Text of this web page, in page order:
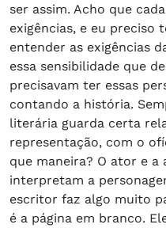
ser assim. Acho que
exigências, e eu preciso
entender as exigências
essa sensibilidade que
precisavam ter essas
contando a história.
literária guarda certa
representação, com o
que maneira? O ator e
interpretam a
escritor faz algo muito
é a página em branco.